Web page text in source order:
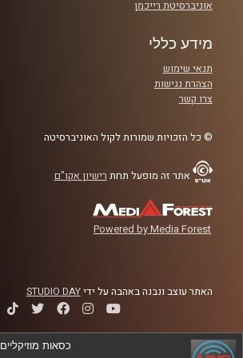
אוניברסיטת רייכמן
מידע כללי
תנאי שימוש
הצהרת נגישות
צרו קשר
© כל הזכויות שמורות לקול האוניברסיטה
אתר זה מופעל תחת רישיון אקו"ם
Powered by Media Forest
האתר עוצב ונבנה באהבה על ידיSTUDIO DAY
כסאות מוזיקליים